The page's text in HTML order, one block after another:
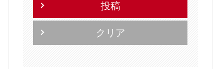
投稿
クリア